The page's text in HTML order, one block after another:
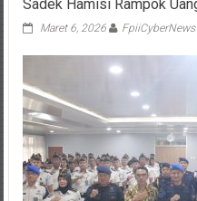
Sadek Hamisi Rampok
Maret 6, 2026 FpiiCyberNews